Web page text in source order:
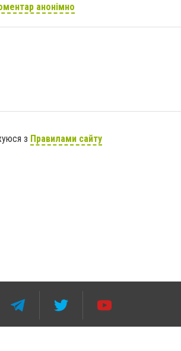
анонімно
з Правилами сайту